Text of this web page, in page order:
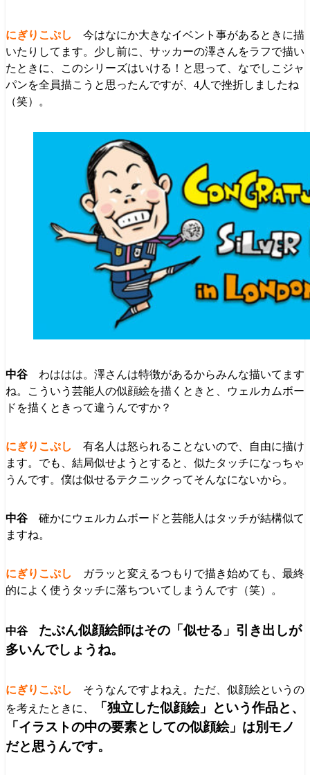
今はなにか大きなイベント事があるときに描
いたりしてます。少し前に、サッカーの澤さんをラフで描い
たときに、このシリーズはいける！と思って、なでしこジャ
パンを全員描こうと思ったんですが、4人で挫折しましたね
（笑）。
わははは。澤さんは特徴があるからみんな描いてます
ね。こういう芸能人の似顔絵を描くときと、ウェルカムボー
ドを描くときって違うんですか？
有名人は怒られることないので、自由に描け
ます。でも、結局似せようとすると、似たタッチになっちゃ
うんです。僕は似せるテクニックってそんなにないから。
確かにウェルカムボードと芸能人はタッチが結構似て
ますね。
ガラッと変えるつもりで描き始めても、最終
的によく使うタッチに落ちついてしまうんです（笑）。
たぶん似顔絵師はその「似せる」引き出しが
多いんでしょうね。
そうなんですよねえ。ただ、似顔絵というの
を考えたときに、
「独立した似顔絵」という作品と、
「イラストの中の要素としての似顔絵」は別モノ
だと思うんです。